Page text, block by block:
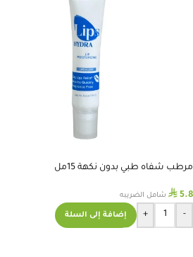
مرطب شفاه طبي بدون نكهة 15مل
⃁ 5.8 شامل الضريبه
-
+ إضافة إلى السلة